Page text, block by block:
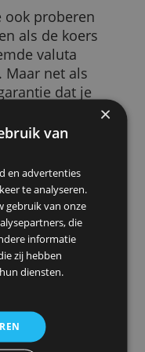
voordelen
je bouwt
voor je vakantie
straks zonder
je bestemming.
beginnen met
koopt iedere
vreemde
keer tegen
andere keer. Zo
je ook proberen
als de koers